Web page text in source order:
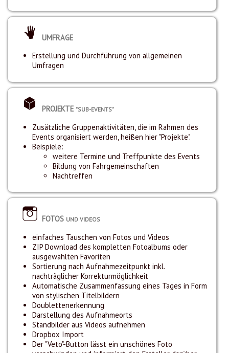
UMFRAGE
Erstellung und Durchführung von allgemeinen
Umfragen
PROJEKTE "SUB-EVENTS"
Zusätzliche Gruppenaktivitäten, die im Rahmen des
Events organisiert werden, heißen hier "Projekte".
Beispiele:
weitere Termine und Treffpunkte des Events
Bildung von Fahrgemeinschaften
Nachtreffen
FOTOS UND VIDEOS
einfaches Tauschen von Fotos und Videos
ZIP Download des kompletten Fotoalbums oder
ausgewählten Favoriten
Sortierung nach Aufnahmezeitpunkt inkl.
nachträglicher Korrekturmöglichkeit
Automatische Zusammenfassung eines Tages in Form
von stylischen Titelbildern
Doublettenerkennung
Darstellung des Aufnahmeorts
Standbilder aus Videos aufnehmen
Dropbox Import
Der "Veto"-Button lässt ein unschönes Foto